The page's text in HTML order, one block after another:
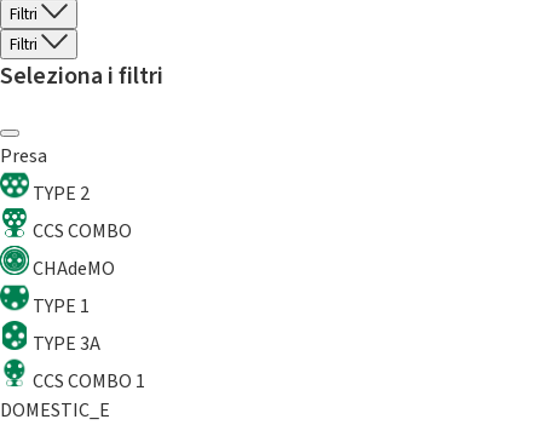
Filtri
Filtri
Seleziona i filtri
Presa
TYPE 2
CCS COMBO
CHAdeMO
TYPE 1
TYPE 3A
CCS COMBO 1
DOMESTIC_E